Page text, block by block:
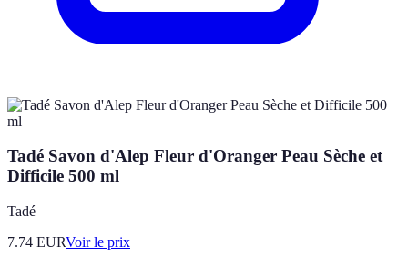
Tadé Savon d'Alep Fleur d'Oranger Peau Sèche et
Difficile 500 ml
Tadé
7.74 EURVoir le prix